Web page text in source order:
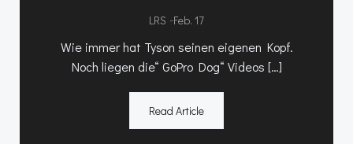
LRS -Feb. 17
Wie immer hat Tyson seinen eigenen Kopf.
Noch liegen die“ GoPro Dog“ Videos […]
Read Article